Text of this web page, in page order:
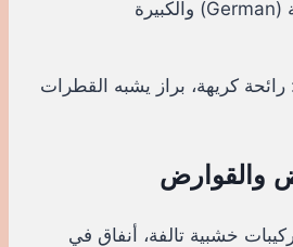
: الألمانية (German) والكبيرة
رائحة كريهة، براز يشبه القطرات
خشبية تالفة، أنفاق في